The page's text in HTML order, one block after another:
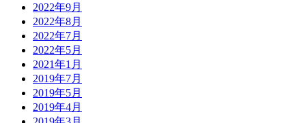
2022年9月
2022年8月
2022年7月
2022年5月
2021年1月
2019年7月
2019年5月
2019年4月